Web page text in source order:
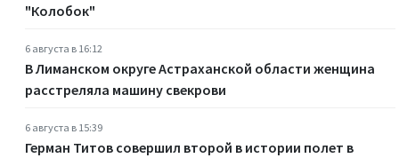
"Колобок"
6 августа в 16:12
В Лиманском округе Астраханской области женщина
расстреляла машину свекрови
6 августа в 15:39
Герман Титов совершил второй в истории полет в